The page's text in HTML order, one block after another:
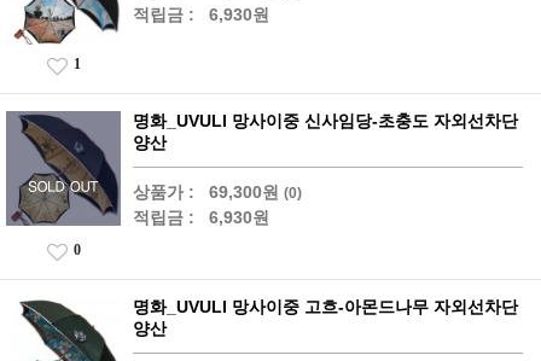
적립금 : 6,930원
1
명화_UVULI 망사이중 신사임당-초충도 자외선차단
양산
상품가 : 69,300원 (0)
적립금 : 6,930원
0
명화_UVULI 망사이중 고흐-아몬드나무 자외선차단
양산